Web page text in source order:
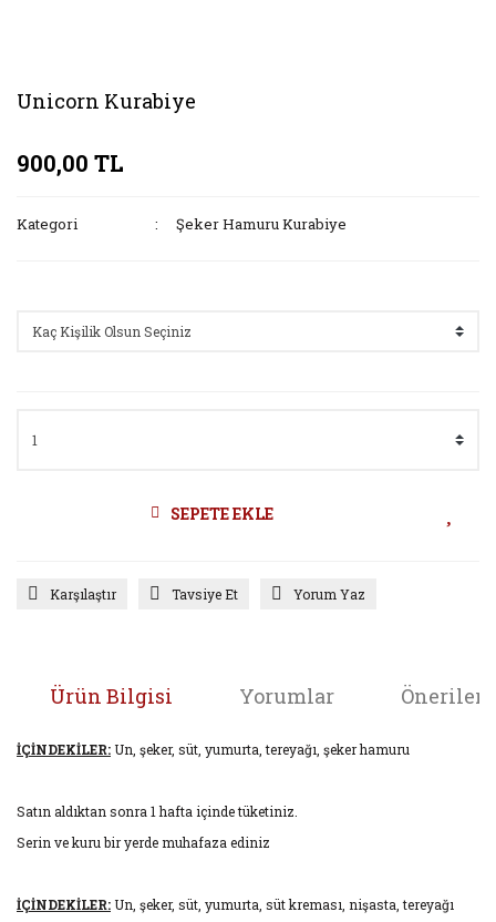
Unicorn Kurabiye
900,00 TL
Kategori Şeker Hamuru Kurabiye
SEPETE EKLE
Karşılaştır Tavsiye Et Yorum Yaz
Ürün Bilgisi Yorumlar
İÇİNDEKİLER: Un, şeker, süt, yumurta, tereyağı, şeker hamuru
Satın aldıktan sonra 1 hafta içinde tüketiniz.
Serin ve kuru bir yerde muhafaza ediniz
İÇİNDEKİLER: Un, şeker, süt, yumurta, süt kreması, nişasta, tereyağı